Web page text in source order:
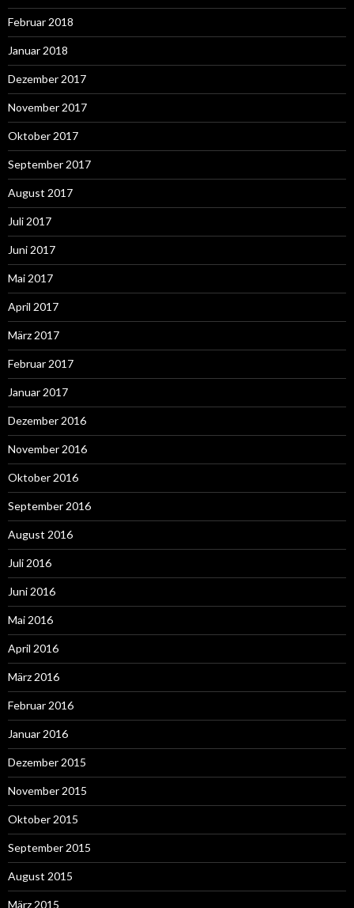
Februar 2018
Januar 2018
Dezember 2017
November 2017
Oktober 2017
September 2017
August 2017
Juli 2017
Juni 2017
Mai 2017
April 2017
März 2017
Februar 2017
Januar 2017
Dezember 2016
November 2016
Oktober 2016
September 2016
August 2016
Juli 2016
Juni 2016
Mai 2016
April 2016
März 2016
Februar 2016
Januar 2016
Dezember 2015
November 2015
Oktober 2015
September 2015
August 2015
März 2015